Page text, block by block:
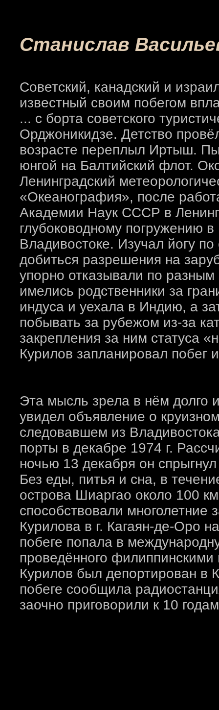
Станислав
Советский, канадский и
известный своим побегом
... с борта советского
Орджоникидзе. Детство
возрасте переплыл Иртыш.
юнгой на Балтийский флот.
Ленинградский
«Океанография», после
Академии Наук СССР в
глубоководному погружению
Владивостоке. Изучал йогу
добиться разрешения на
упорно отказывали по разным
имелись родственники за
индуса и уехала в Индию, а
побывать за рубежом из-за
закрепления за ним статуса
Курилов запланировал побег
Эта мысль зрела в нём долго
увидел объявление о
следовавшем из
порты в декабре 1974 г.
ночью 13 декабря он
Без еды, питья и сна, в
острова Шиаргао около 100
способствовали многолетние
Курилова в г. Кагаян-де-Оро
побеге попала в
проведённого
Курилов был депортирован в
побеге сообщила
заочно приговорили к 10